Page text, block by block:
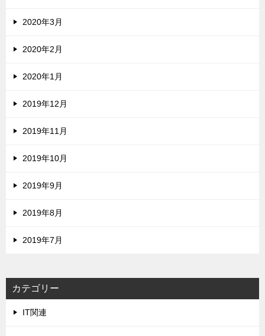
2020年3月
2020年2月
2020年1月
2019年12月
2019年11月
2019年10月
2019年9月
2019年8月
2019年7月
カテゴリー
IT関連